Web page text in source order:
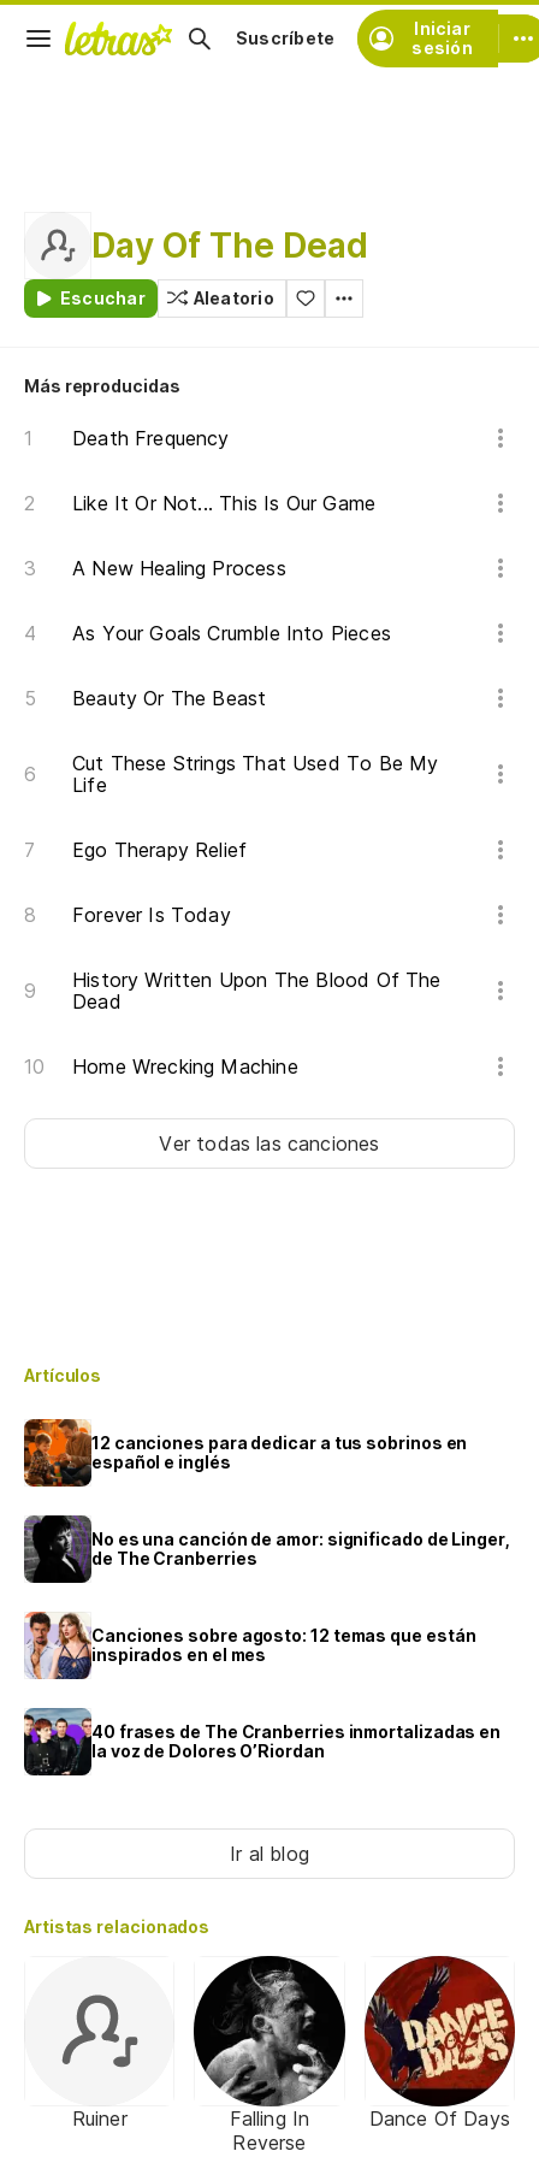
Iniciar
sesión
Suscríbete
Day Of The Dead
Escuchar Aleatorio
Más reproducidas
Death Frequency
Like It Or Not... This Is Our Game
A New Healing Process
As Your Goals Crumble Into Pieces
Beauty Or The Beast
Cut These Strings That Used To Be My
Life
Ego Therapy Relief
Forever Is Today
History Written Upon The Blood Of The
Dead
Home Wrecking Machine
Ver todas las canciones
Artículos
12 canciones para dedicar a tus sobrinos en
español e inglés
No es una canción de amor: significado de Linger,
de The Cranberries
Canciones sobre agosto: 12 temas que están
inspirados en el mes
40 frases de The Cranberries inmortalizadas en
la voz de Dolores O’Riordan
Ir al blog
Artistas relacionados
Ruiner
Falling In
Reverse
Dance Of Days